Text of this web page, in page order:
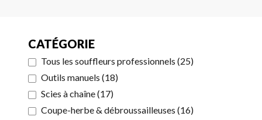
CATÉGORIE
Tous les souffleurs professionnels (25)
Outils manuels (18)
Scies à chaîne(17)
Coupe-herbe & débroussailleuses (16)